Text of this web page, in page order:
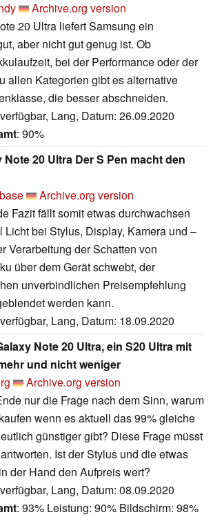
Archive.org version
20 Ultra liefert Samsung ein
aber nicht gut genug ist. Ob
bei der Performance oder der
allen Kategorien gibt es alternative
die besser abschneiden.
Lang, Datum: 26.09.2020
: 90%
20 Ultra Der S Pen macht den
Archive.org version
Fazit fällt somit etwas durchwachsen
Licht bei Stylus, Display, Kamera und –
Verarbeitung der Schatten von
über dem Gerät schwebt, der
unverbindlichen Preisempfehlung
werden kann.
Lang, Datum: 18.09.2020
Note 20 Ultra, ein S20 Ultra mit
und nicht weniger
Archive.org version
nur die Frage nach dem Sinn, warum
wenn es aktuell das 99% gleiche
günstiger gibt? Diese Frage müsst
Ist der Stylus und die etwas
der Hand den Aufpreis wert?
Lang, Datum: 08.09.2020
: 93% Leistung: 90% Bildschirm: 98%